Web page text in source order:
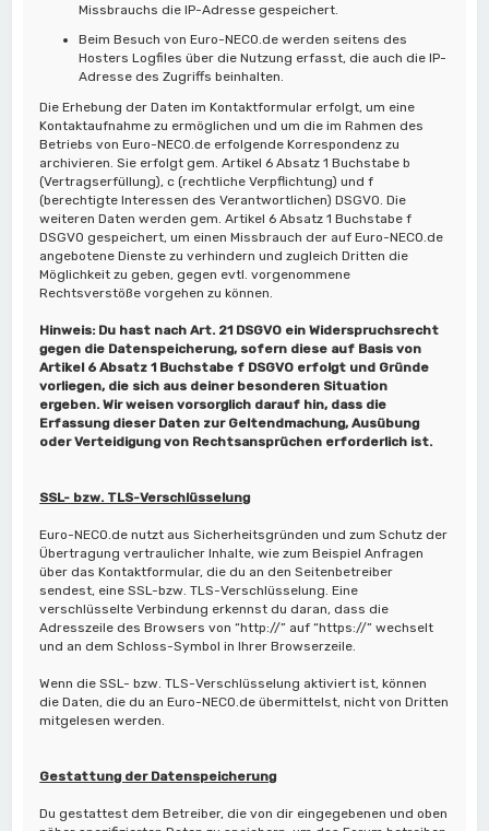
Missbrauchs die IP-Adresse gespeichert.
Beim Besuch von Euro-NECO.de werden seitens des
Hosters Logfiles über die Nutzung erfasst, die auch die IP-
Adresse des Zugriffs beinhalten.
Die Erhebung der Daten im Kontaktformular erfolgt, um eine
Kontaktaufnahme zu ermöglichen und um die im Rahmen des
Betriebs von Euro-NECO.de erfolgende Korrespondenz zu
archivieren. Sie erfolgt gem. Artikel 6 Absatz 1 Buchstabe b
(Vertragserfüllung), c (rechtliche Verpflichtung) und f
(berechtigte Interessen des Verantwortlichen) DSGVO. Die
weiteren Daten werden gem. Artikel 6 Absatz 1 Buchstabe f
DSGVO gespeichert, um einen Missbrauch der auf Euro-NECO.de
angebotene Dienste zu verhindern und zugleich Dritten die
Möglichkeit zu geben, gegen evtl. vorgenommene
Rechtsverstöße vorgehen zu können.
Hinweis: Du hast nach Art. 21 DSGVO ein Widerspruchsrecht
gegen die Datenspeicherung, sofern diese auf Basis von
Artikel 6 Absatz 1 Buchstabe f DSGVO erfolgt und Gründe
vorliegen, die sich aus deiner besonderen Situation
ergeben. Wir weisen vorsorglich darauf hin, dass die
Erfassung dieser Daten zur Geltendmachung, Ausübung
oder Verteidigung von Rechtsansprüchen erforderlich ist.
SSL- bzw. TLS-Verschlüsselung
Euro-NECO.de nutzt aus Sicherheitsgründen und zum Schutz der
Übertragung vertraulicher Inhalte, wie zum Beispiel Anfragen
über das Kontaktformular, die du an den Seitenbetreiber
sendest, eine SSL-bzw. TLS-Verschlüsselung. Eine
verschlüsselte Verbindung erkennst du daran, dass die
Adresszeile des Browsers von “http://” auf “https://” wechselt
und an dem Schloss-Symbol in Ihrer Browserzeile.
Wenn die SSL- bzw. TLS-Verschlüsselung aktiviert ist, können
die Daten, die du an Euro-NECO.de übermittelst, nicht von Dritten
mitgelesen werden.
Gestattung der Datenspeicherung
Du gestattest dem Betreiber, die von dir eingegebenen und oben